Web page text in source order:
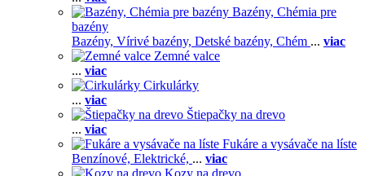
Bazény, Chémia pre
bazény
Bazény, Vírivé bazény, Detské bazény, Chém ... viac
Zemné valce
... viac
Cirkulárky
... viac
Štiepačky na drevo
... viac
Fukáre a vysávače na líste
Benzínové, Elektrické, ... viac
Kozy na drevo